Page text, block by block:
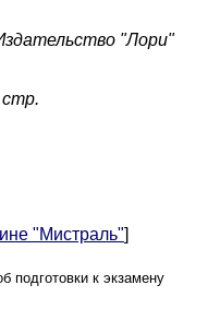
"Лори"
"Мистраль"]
к экзамену